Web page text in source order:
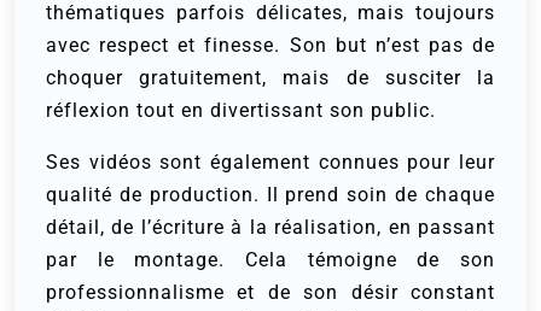
thématiques parfois délicates, mais toujours
avec respect et finesse. Son but n’est pas de
choquer gratuitement, mais de susciter la
réflexion tout en divertissant son public.
Ses vidéos sont également connues pour leur
qualité de production. Il prend soin de chaque
détail, de l’écriture à la réalisation, en passant
par le montage. Cela témoigne de son
professionnalisme et de son désir constant